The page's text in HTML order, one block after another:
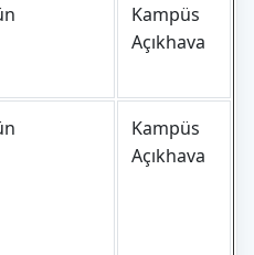
Kampüs
Açıkhava
Kampüs
Açıkhava